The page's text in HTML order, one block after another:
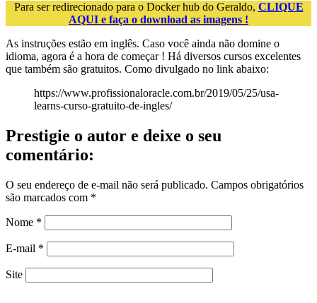
Para ser redirecionado para o Docker hub do Geraldo, CLIQUE
AQUI e faça o download as imagens !
As instruções estão em inglês. Caso você ainda não domine o
idioma, agora é a hora de começar ! Há diversos cursos excelentes
que também são gratuitos. Como divulgado no link abaixo:
https://www.profissionaloracle.com.br/2019/05/25/usa-
learns-curso-gratuito-de-ingles/
Prestigie o autor e deixe o seu
comentário:
O seu endereço de e-mail não será publicado. Campos obrigatórios
são marcados com *
Nome *
E-mail *
Site